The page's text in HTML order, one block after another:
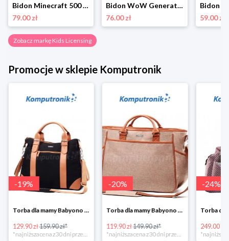
Bidon Minecraft 500 ml MC00010 czarno-zielony Kids Licensing
79.00 zł
Bidon WoW Generation 500 ml WOW00021 różowy Kids Licensing
76.00 zł
59.00 zł
Zobacz markę Kids Licensing
Promocje w sklepie Komputronik
-19%
Torba dla mamy Babyono 1505/01 Comfort Icoinic 5/5
129.90 zł159.90 zł*
*najniższa cena z 30 dni przed obniżką
-20%
Torba dla mamy Babyono 1507/01 Comfort Chic w super cenie
119.90 zł149.90 zł*
-24%
249.00 zł